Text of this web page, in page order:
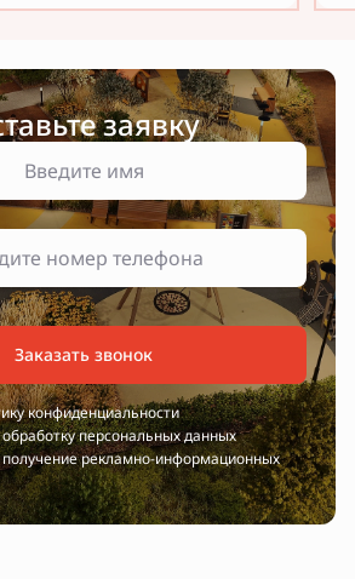
заявку
Заказать звонок
конфиденциальности
обработку персональных данных
получение рекламно-информационных